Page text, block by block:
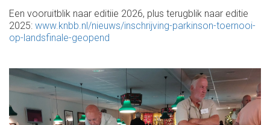
Een vooruitblik naar editiie 2026, plus terugblik naar editie
2025: www.knbb.nl/nieuws/inschrijving-parkinson-toernooi-
op-landsfinale-geopend